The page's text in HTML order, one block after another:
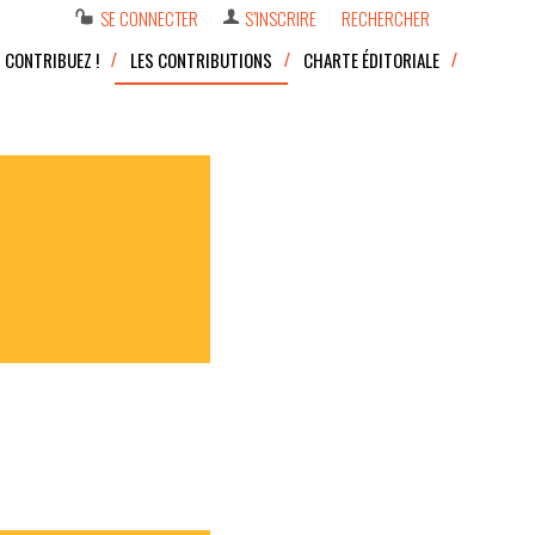
SE CONNECTER S’INSCRIRE
RECHERCHER
CONTRIBUEZ !
LES CONTRIBUTIONS CHARTE ÉDITORIALE